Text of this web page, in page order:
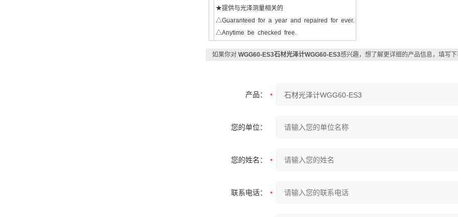
★提供与光泽测量相关的
△Guaranteed for a year and repaired for ever.
△Anytime be checked free.
如果你对 WGG60-ES3石材光泽计WGG60-ES3感兴趣，想了解更详细的产品信息，填写下
产品：
您的单位：
您的姓名：
联系电话：